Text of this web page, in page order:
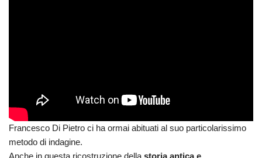
Francesco Di Pietro ci ha ormai abituati al suo particolarissimo
metodo di indagine.